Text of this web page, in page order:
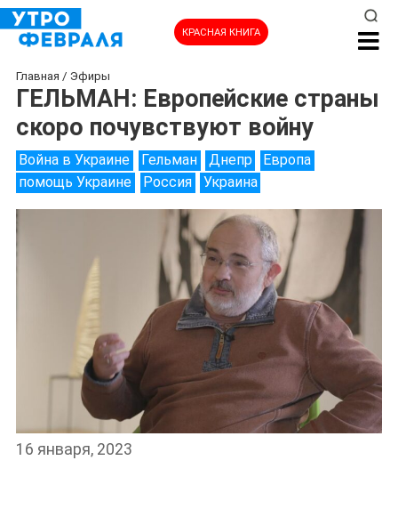
КРАСНАЯ КНИГА
Главная / Эфиры
ГЕЛЬМАН: Европейские страны
скоро почувствуют войну
Война в Украине Гельман Днепр
Европа
помощь Украине
Россия Украина
16 января, 2023